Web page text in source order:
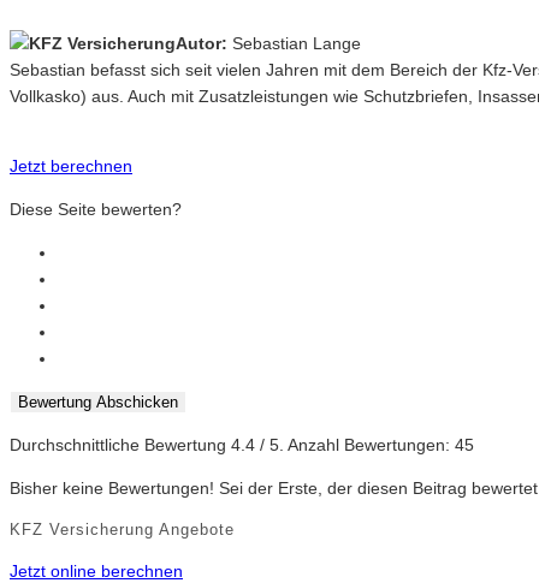
Autor: Sebastian Lange
Sebastian befasst sich seit vielen Jahren mit dem Bereich der Kfz-
Vollkasko) aus. Auch mit Zusatzleistungen wie Schutzbriefen,
Jetzt berechnen
Diese Seite bewerten?
Bewertung Abschicken
Durchschnittliche Bewertung 4.4 / 5. Anzahl Bewertungen: 45
Bisher keine Bewertungen! Sei der Erste, der diesen Beitrag
KFZ Versicherung Angebote
Jetzt online berechnen